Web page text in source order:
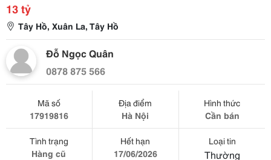
13 tỷ
Tây Hồ, Xuân La, Tây Hồ
Đỗ Ngọc Quân
0878 875 566
Mã số
17919816
Địa điểm
Hà Nội
Hình thức
Cần bán
Tình trạng
Hàng cũ
Hết hạn
17/06/2026
Loại tin
Thường